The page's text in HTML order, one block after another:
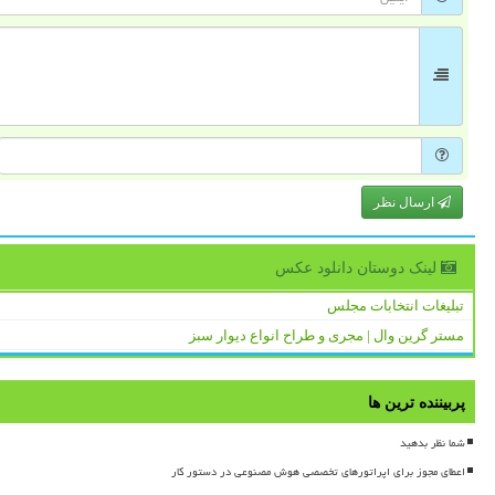
ارسال نظر
لینک دوستان دانلود عكس
تبلیغات انتخابات مجلس
مستر گرین وال | مجری و طراح انواع دیوار سبز
پربیننده ترین ها
شما نظر بدهید
اعطای مجوز برای اپراتورهای تخصصی هوش مصنوعی در دستور کار